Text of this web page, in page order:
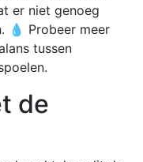
er niet genoeg
💧 Probeer meer
tussen
de